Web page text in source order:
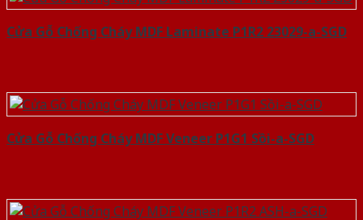
Cửa Gỗ Chống Cháy MDF Laminate P1R2 23029-a-SGD
Cửa Gỗ Chống Cháy MDF Veneer P1G1 Sồi-a-SGD